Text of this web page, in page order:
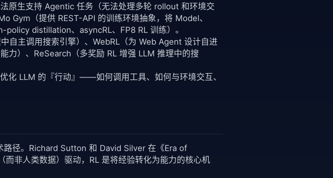
原生支持 Agentic 任务（无法处理多轮 rollout 和环境交
Gym（提供 REST-API 的训练环境抽象，将 Model、
distillation、asyncRL、FP8 RL 训练）。
自主调用搜索引擎）、WebRL（为 Web Agent 设计自进
力）、ReSearch（多奖励 RL 增强 LLM 推理中的搜
化 LLM 的『行动』——如何调用工具、如何与环境交互、
径。Richard Sutton 和 David Silver 在《Era of
非人类数据）驱动，RL 是将经验转化为能力的核心机